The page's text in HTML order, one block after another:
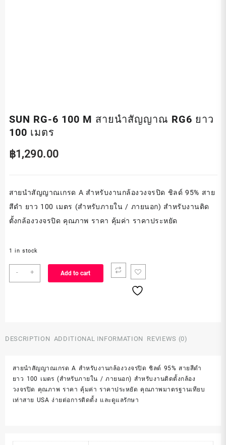
SUN RG-6 100 M สายนำสัญญาณ RG6 ยาว
100 เมตร
฿1,290.00
สายนำสัญญาณเกรด A สำหรับงานกล้องวงจรปิด ชิลด์ 95% สาย
สีดำ ยาว 100 เมตร (สำหรับภายใน / ภายนอก) สำหรับงานติด
ตั้งกล้องวงจรปิด คุณภาพ ราคา คุ้มค่า ราคาประหยัด
1 in stock
-
SUN
สัญญาณ
ยาว
100
เมตร
quantity
+ Add to cart
DESCRIPTION ADDITIONAL INFORMATION REVIEWS (0)
สายนำสัญญาณเกรด A สำหรับงานกล้องวงจรปิด ชิลด์ 95% สายสีดำ
ยาว 100 เมตร (สำหรับภายใน / ภายนอก) สำหรับงานติดตั้งกล้อง
วงจรปิด คุณภาพ ราคา คุ้มค่า ราคาประหยัด คุณภาพมาตรฐานเทียบ
เท่าสาย USA ง่ายต่อการติดตั้ง และดูแลรักษา